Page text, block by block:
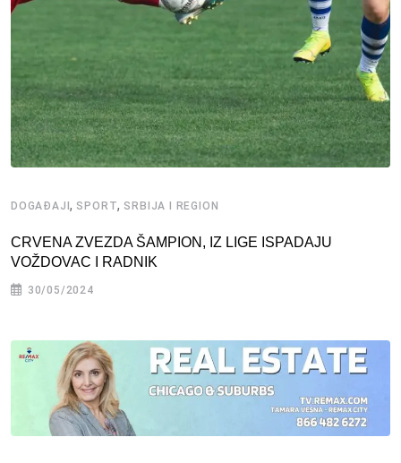
DOGAĐAJI, SPORT, SRBIJA I REGION
CRVENA ZVEZDA ŠAMPION, IZ LIGE ISPADAJU
VOŽDOVAC I RADNIK
30/05/2024